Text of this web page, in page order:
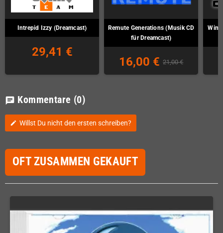
Intrepid Izzy (Dreamcast)
29,41 €
Remute Generations (Musik CD
für Dreamcast)
16,00 € 21,00 €
chat Kommentare (0)
edit Willst Du nicht den ersten schreiben?
OFT ZUSAMMEN GEKAUFT